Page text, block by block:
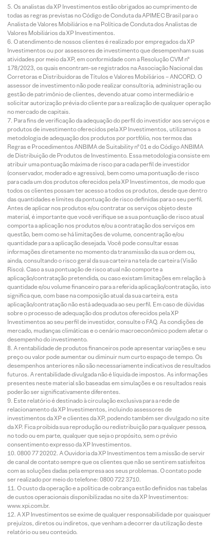
Os analistas da XP Investimentos estão obrigados ao cumprimento de
todas as regras previstas no Código de Conduta da APIMEC Brasil para o
Analista de Valores Mobiliários e na Política de Conduta dos Analistas de
Valores Mobiliários da XP Investimentos.
O atendimento de nossos clientes é realizado por empregados da XP
Investimentos ou por assessores de investimento que desempenham suas
atividades por meio da XP, em conformidade com a Resolução CVM nº
178/2023, os quais encontram-se registrados na Associação Nacional das
Corretoras e Distribuidoras de Títulos e Valores Mobiliários – ANCORD. O
assessor de investimento não pode realizar consultoria, administração ou
gestão de patrimônio de clientes, devendo atuar como intermediário e
solicitar autorização prévia do cliente para a realização de qualquer operação
no mercado de capitais.
Para fins de verificação da adequação do perfil do investidor aos serviços e
produtos de investimento oferecidos pela XP Investimentos, utilizamos a
metodologia de adequação dos produtos por portfólio, nos termos das
Regras e Procedimentos ANBIMA de Suitability nº 01 e do Código ANBIMA
de Distribuição de Produtos de Investimento. Essa metodologia consiste em
atribuir uma pontuação máxima de risco para cada perfil de investidor
(conservador, moderado e agressivo), bem como uma pontuação de risco
para cada um dos produtos oferecidos pela XP Investimentos, de modo que
todos os clientes possam ter acesso a todos os produtos, desde que dentro
das quantidades e limites da pontuação de risco definidas para o seu perfil.
Antes de aplicar nos produtos e/ou contratar os serviços objeto deste
material, é importante que você verifique se a sua pontuação de risco atual
comporta a aplicação nos produtos e/ou a contratação dos serviços em
questão, bem como se há limitações de volume, concentração e/ou
quantidade para a aplicação desejada. Você pode consultar essas
informações diretamente no momento da transmissão da sua ordem ou,
ainda, consultando o risco geral da sua carteira na tela de carteira (Visão
Risco). Caso a sua pontuação de risco atual não comporte a
aplicação/contratação pretendida, ou caso existam limitações em relação à
quantidade e/ou volume financeiro para a referida aplicação/contratação, isto
significa que, com base na composição atual da sua carteira, esta
aplicação/contratação não está adequada ao seu perfil. Em caso de dúvidas
sobre o processo de adequação dos produtos oferecidos pela XP
Investimentos ao seu perfil de investidor, consulte o FAQ. As condições de
mercado, mudanças climáticas e o cenário macroeconômico podem afetar o
desempenho do investimento.
A rentabilidade de produtos financeiros pode apresentar variações e seu
preço ou valor pode aumentar ou diminuir num curto espaço de tempo. Os
desempenhos anteriores não são necessariamente indicativos de resultados
futuros. A rentabilidade divulgada não é líquida de impostos. As informações
presentes neste material são baseadas em simulações e os resultados reais
poderão ser significativamente diferentes.
Este relatório é destinado à circulação exclusiva para a rede de
relacionamento da XP Investimentos, incluindo assessores de
investimentos da XP e clientes da XP, podendo também ser divulgado no site
da XP. Fica proibida sua reprodução ou redistribuição para qualquer pessoa,
no todo ou em parte, qualquer que seja o propósito, sem o prévio
consentimento expresso da XP Investimentos.
0800 77 20202. A Ouvidoria da XP Investimentos tem a missão de servir
de canal de contato sempre que os clientes que não se sentirem satisfeitos
com as soluções dadas pela empresa aos seus problemas. O contato pode
ser realizado por meio do telefone: 0800 722 3710.
O custo da operação e a política de cobrança estão definidos nas tabelas
de custos operacionais disponibilizadas no site da XP Investimentos:
www.xpi.com.br.
A XP Investimentos se exime de qualquer responsabilidade por quaisquer
prejuízos, diretos ou indiretos, que venham a decorrer da utilização deste
relatório ou seu conteúdo.